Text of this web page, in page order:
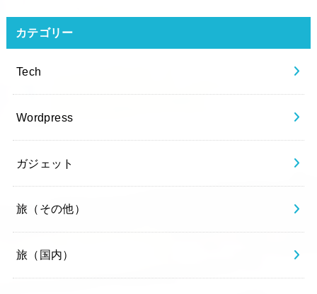
カテゴリー
Tech
Wordpress
ガジェット
旅（その他）
旅（国内）